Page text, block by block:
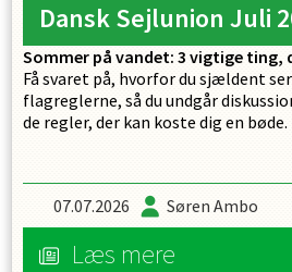
Dansk Sejlunion Juli
Sommer på vandet: 3 vigtige ting,
Få svaret på, hvorfor du sjældent
flagreglerne, så du undgår
de regler, der kan koste dig en
07.07.2026 Søren Ambo
Læs mere